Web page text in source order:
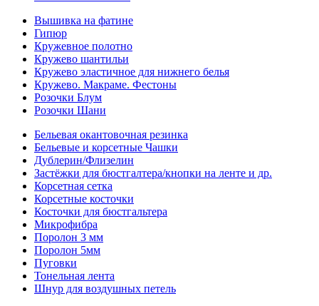
Вышивка на фатине
Гипюр
Кружевное полотно
Кружево шантильи
Кружево эластичное для нижнего белья
Кружево. Макраме. Фестоны
Розочки Блум
Розочки Шани
Бельевая окантовочная резинка
Бельевые и корсетные Чашки
Дублерин/Флизелин
Застёжки для бюстгалтера/кнопки на ленте и др.
Корсетная сетка
Корсетные косточки
Косточки для бюстгальтера
Микрофибра
Поролон 3 мм
Поролон 5мм
Пуговки
Тонельная лента
Шнур для воздушных петель